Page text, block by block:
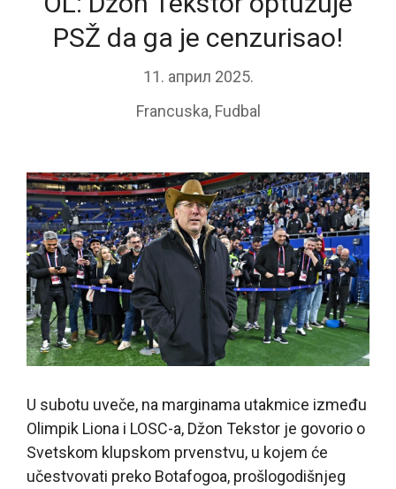
PSŽ da ga je cenzurisao!
11. април 2025.
Francuska, Fudbal
U subotu uveče, na marginama utakmice između
Olimpik Liona i LOSC-a, Džon Tekstor je govorio o
Svetskom klupskom prvenstvu, u kojem će
učestvovati preko Botafogoa, prošlogodišnjeg